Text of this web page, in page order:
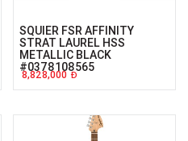
SQUIER FSR AFFINITY
STRAT LAUREL HSS
METALLIC BLACK
#0378108565
8,828,000 Đ